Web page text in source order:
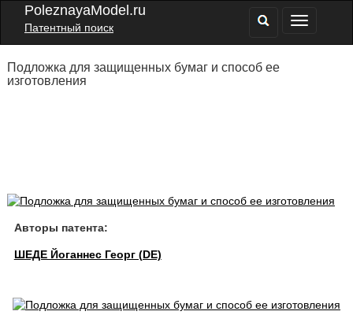
PoleznayaModel.ru
Патентный поиск
Подложка для защищенных бумаг и способ ее
изготовления
Авторы патента:
ШЕДЕ Йоганнес Георг (DE)